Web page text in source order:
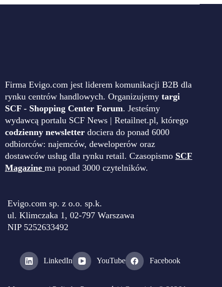
Firma Evigo.com jest liderem komunikacji B2B dla
rynku centrów handlowych. Organizujemy targi
SCF - Shopping Center Forum. Jesteśmy
wydawcą portalu SCF News | Retailnet.pl, którego
codzienny newsletter dociera do ponad 6000
odbiorców: najemców, deweloperów oraz
dostawców usług dla rynku retail. Czasopismo SCF
Magazine ma ponad 3000 czytelników.
Evigo.com sp. z o.o. sp.k.
ul. Klimczaka 1, 02-797 Warszawa
NIP 5252633492
LinkedIn YouTube Facebook